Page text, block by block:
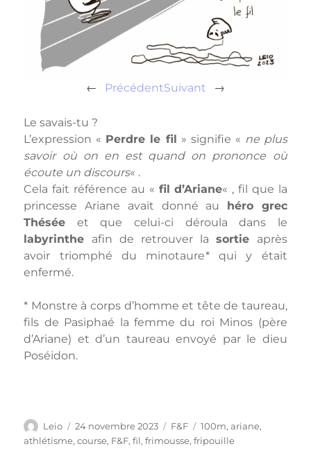
← PrécédentSuivant →
Le savais-tu ?
L’expression « Perdre le fil » signifie « ne plus
savoir où on en est quand on prononce où
écoute un discours« .
Cela fait référence au « fil d’Ariane« , fil que la
princesse Ariane avait donné au héro grec
Thésée et que celui-ci déroula dans le
labyrinthe afin de retrouver lasortie après
avoir triomphé du minotaure* qui y était
enfermé.
* Monstre à corps d’homme et tête de taureau,
fils de Pasiphaé la femme du roi Minos (père
d’Ariane) et d’un taureau envoyé par le dieu
Poséidon.
Auteur
Leio
Publié
le
24 novembre 2023 Catégories
F&F Étiquettes
100m,ariane,
athlétisme,course, F&F,fil,frimousse,fripouille